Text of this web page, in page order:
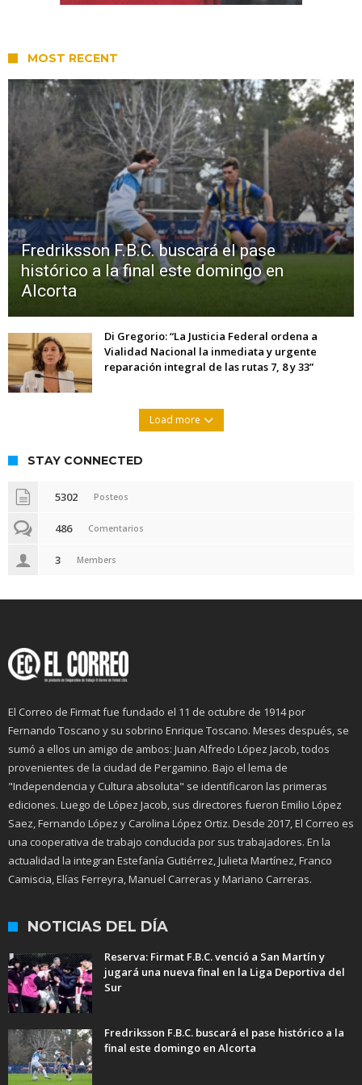
MOST RECENT
Fredriksson F.B.C. buscará el pase
histórico a la final este domingo en
Alcorta
Di Gregorio: “La Justicia Federal ordena a
Vialidad Nacional la inmediata y urgente
reparación integral de las rutas 7, 8 y 33”
Load more
STAY CONNECTED
5302 Posteos
486 Comentarios
3 Members
El Correo de Firmat fue fundado el 11 de octubre de 1914 por
Fernando Toscano y su sobrino Enrique Toscano. Meses después, se
sumó a ellos un amigo de ambos: Juan Alfredo López Jacob, todos
provenientes de la ciudad de Pergamino. Bajo el lema de
"Independencia y Cultura absoluta" se identificaron las primeras
ediciones. Luego de López Jacob, sus directores fueron Emilio López
Saez, Fernando López y Carolina López Ortiz. Desde 2017, El Correo es
una cooperativa de trabajo conducida por sus trabajadores. En la
actualidad la integran Estefanía Gutiérrez, Julieta Martínez, Franco
Camiscia, Elías Ferreyra, Manuel Carreras y Mariano Carreras.
NOTICIAS DEL DÍA
Reserva: Firmat F.B.C. venció a San Martín y
jugará una nueva final en la Liga Deportiva del
Sur
Fredriksson F.B.C. buscará el pase histórico a la
final este domingo en Alcorta